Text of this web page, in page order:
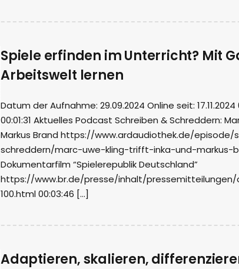
Spiele erfinden im Unterricht? Mit
Arbeitswelt lernen
Datum der Aufnahme: 29.09.2024 Online seit:
00:01:31 Aktuelles Podcast Schreiben & Schreddern:
Markus Brand https://www.ardaudiothek.de/episode/
schreddern/marc-uwe-kling-trifft-inka-und-markus-
Dokumentarfilm “Spielerepublik Deutschland”
https://www.br.de/presse/inhalt/
100.html 00:03:46 […]
Adaptieren, skalieren,